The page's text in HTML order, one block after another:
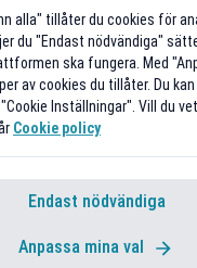
alla" tillåter du cookies för
du "Endast nödvändiga"
ska fungera. Med
av cookies du tillåter. Du
Inställningar". Vill du
Cookie policy
Endast nödvändiga
Anpassa mina val